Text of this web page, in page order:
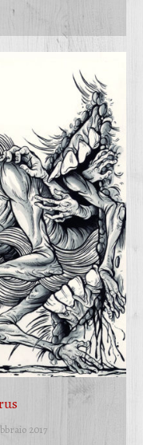
2017